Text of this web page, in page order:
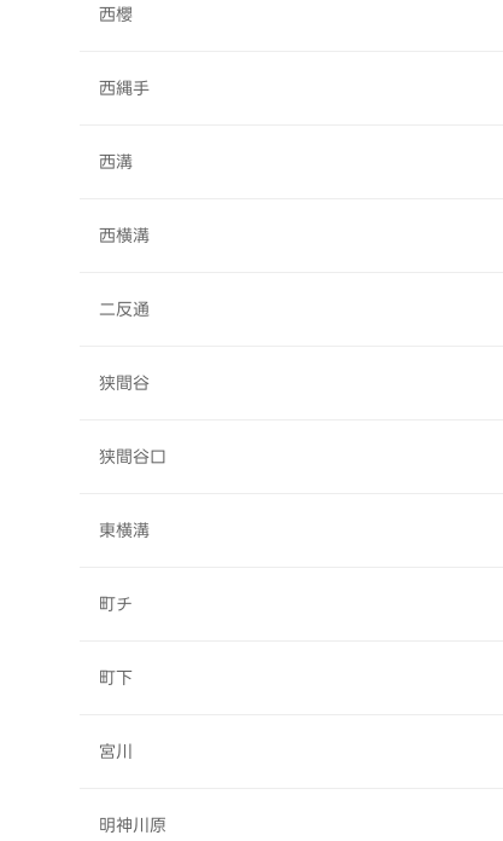
西櫻
西縄手
西溝
西横溝
二反通
狭間谷
狭間谷口
東横溝
町チ
町下
宮川
明神川原